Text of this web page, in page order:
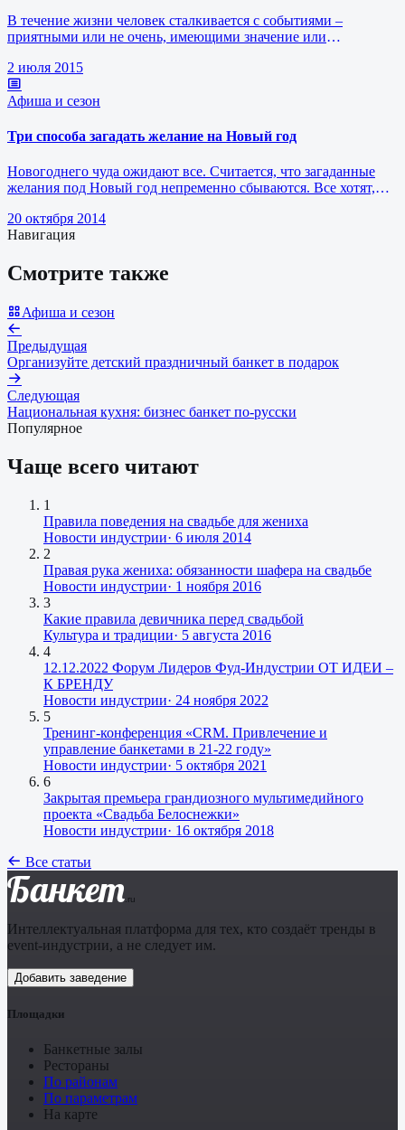
В течение жизни человек сталкивается с событиями –
приятными или не очень, имеющими значение или
2 июля 2015
Афиша и сезон
Три способа загадать желание на Новый год
Новогоднего чуда ожидают все. Считается, что загаданные
желания под Новый год непременно сбываются. Все хотят,
20 октября 2014
Навигация
Смотрите также
Афиша и сезон
Предыдущая
Организуйте детский праздничный банкет в подарок
Следующая
Национальная кухня: бизнес банкет по-русски
Популярное
Чаще всего читают
1
Правила поведения на свадьбе для жениха
Новости индустрии· 6 июля 2014
2
Правая рука жениха: обязанности шафера на свадьбе
Новости индустрии· 1 ноября 2016
3
Какие правила девичника перед свадьбой
Культура и традиции· 5 августа 2016
4
12.12.2022 Форум Лидеров Фуд-Индустрии ОТ ИДЕИ –
К БРЕНДУ
Новости индустрии· 24 ноября 2022
5
Тренинг-конференция «CRM. Привлечение и
управление банкетами в 21-22 году»
Новости индустрии· 5 октября 2021
6
Закрытая премьера грандиозного мультимедийного
проекта «Свадьба Белоснежки»
Новости индустрии· 16 октября 2018
Все статьи
Банкет .ru
Интеллектуальная платформа для тех, кто создаёт тренды в
event-индустрии, а не следует им.
Добавить заведение
Площадки
Банкетные залы
Рестораны
По районам
По параметрам
На карте